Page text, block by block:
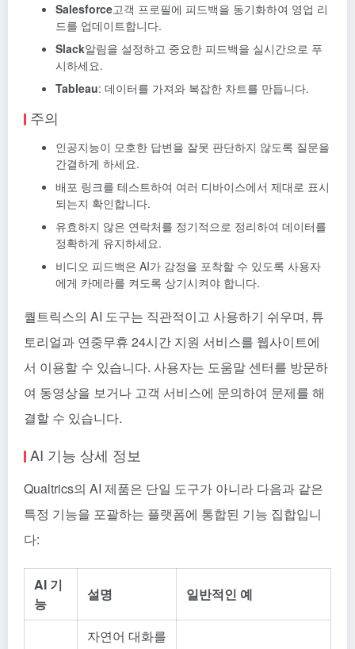
Salesforce고객 프로필에 피드백을 동기화하여 영업 리
드를 업데이트합니다.
Slack알림을 설정하고 중요한 피드백을 실시간으로 푸
시하세요.
Tableau: 데이터를 가져와 복잡한 차트를 만듭니다.
주의
인공지능이 모호한 답변을 잘못 판단하지 않도록 질문을
간결하게 하세요.
배포 링크를 테스트하여 여러 디바이스에서 제대로 표시
되는지 확인합니다.
유효하지 않은 연락처를 정기적으로 정리하여 데이터를
정확하게 유지하세요.
비디오 피드백은 AI가 감정을 포착할 수 있도록 사용자
에게 카메라를 켜도록 상기시켜야 합니다.
퀄트릭스의 AI 도구는 직관적이고 사용하기 쉬우며, 튜
토리얼과 연중무휴 24시간 지원 서비스를 웹사이트에
서 이용할 수 있습니다. 사용자는 도움말 센터를 방문하
여 동영상을 보거나 고객 서비스에 문의하여 문제를 해
결할 수 있습니다.
AI 기능 상세 정보
Qualtrics의 AI 제품은 단일 도구가 아니라 다음과 같은
특정 기능을 포괄하는 플랫폼에 통합된 기능 집합입니
다:
AI 기
능
설명 일반적인 예
자연어 대화를